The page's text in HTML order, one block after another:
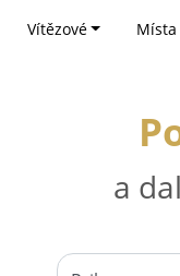
Vítězové Místa
a